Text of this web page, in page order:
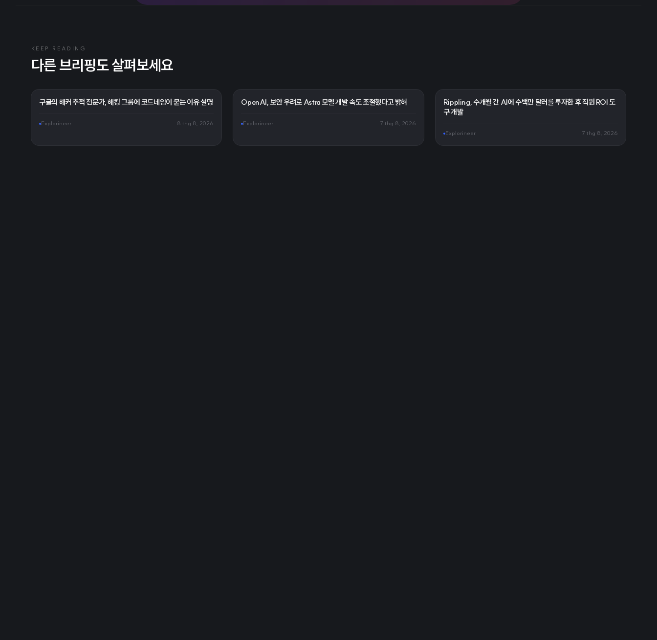
KEEP READING
다른 브리핑도 살펴보세요
구글의 해커 추적 전문가, 해킹 그룹에 코드네임이 붙는 이유 설명
Explorineer 8 thg 8, 2026
OpenAI, 보안 우려로 Astra 모델 개발 속도 조절했다고 밝혀
Explorineer 7 thg 8, 2026
Rippling, 수개월 간 AI에 수백만 달러를 투자한 후 직원 ROI 도
구 개발
Explorineer 7 thg 8, 2026